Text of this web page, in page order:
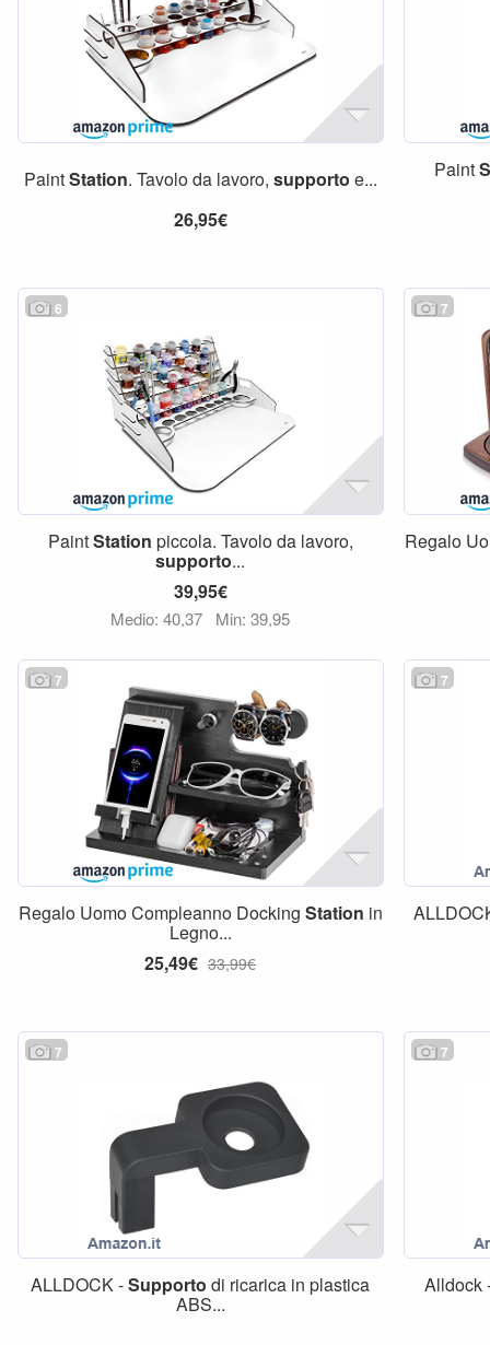
PaintStation. Tavolo da lavoro, supporto e...
26,95€
Paint
6
PaintStation piccola. Tavolo da lavoro,
supporto...
39,95€
Medio: 40,37 Min: 39,95
7
Regalo
7
Regalo Uomo Compleanno Docking Station in
Legno...
25,49€ 33,99€
7
7
ALLDOCK -Supporto di ricarica in plastica
ABS...
7
Alldock